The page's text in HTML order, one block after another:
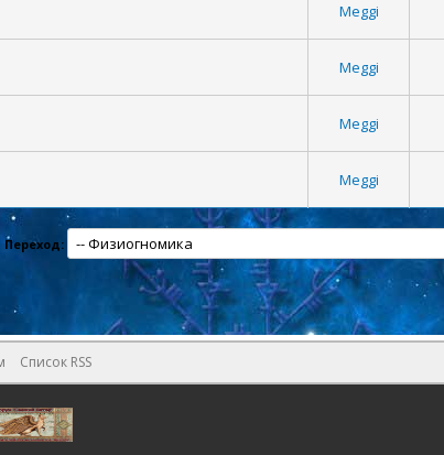
Meggi
Meggi
Meggi
Meggi
Переход:
Список RSS